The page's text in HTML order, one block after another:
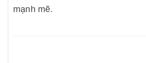
mạnh mẽ.